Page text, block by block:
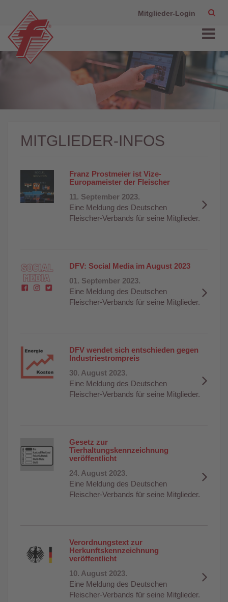
Mitglieder-Login
MITGLIEDER-INFOS
Franz Prostmeier ist Vize-
Europameister der Fleischer
11. September 2023.
Eine Meldung des Deutschen
Fleischer-Verbands für seine Mitglieder.
DFV: Social Media im August 2023
01. September 2023.
Eine Meldung des Deutschen
Fleischer-Verbands für seine Mitglieder.
DFV wendet sich entschieden gegen
Industriestrompreis
30. August 2023.
Eine Meldung des Deutschen
Fleischer-Verbands für seine Mitglieder.
Gesetz zur
Tierhaltungskennzeichnung
veröffentlicht
24. August 2023.
Eine Meldung des Deutschen
Fleischer-Verbands für seine Mitglieder.
Verordnungstext zur
Herkunftskennzeichnung
veröffentlicht
10. August 2023.
Eine Meldung des Deutschen
Fleischer-Verbands für seine Mitglieder.